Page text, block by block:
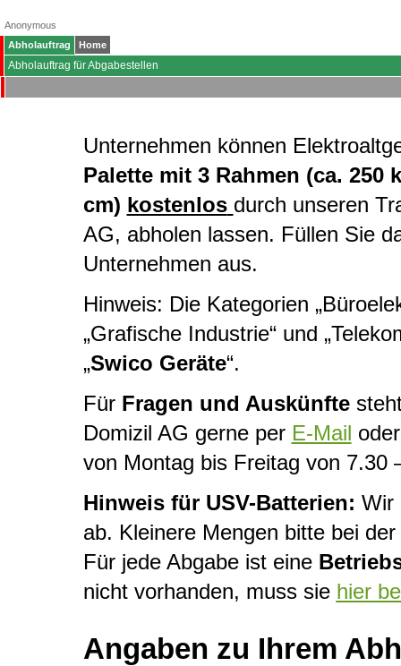
Anonymous
Abholauftrag
Home
Abholauftrag für Abgabestellen
Unternehmen können
Palette mit 3 Rahmen (ca. 250
cm) kostenlos durch unseren
AG, abholen lassen. Füllen Sie
Unternehmen aus.
Hinweis: Die Kategorien
„Grafische Industrie“ und
„Swico Geräte“.
Für Fragen und Auskünfte
Domizil AG gerne per E-Mail
von Montag bis Freitag von 7.30
Hinweis für USV-Batterien: Wir
ab. Kleinere Mengen bitte bei
Für jede Abgabe ist eine
nicht vorhanden, muss sie hier
Angaben zu Ihrem